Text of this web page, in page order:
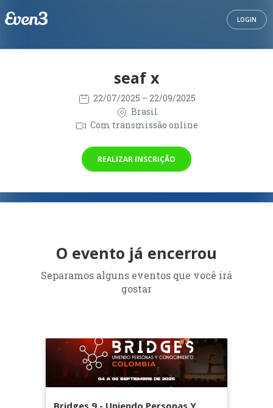
LOGIN
seaf x
22/07/2025 – 22/09/2025
Brasil
Com transmissão online
REALIZAR INSCRIÇÃO
O evento já encerrou
Separamos alguns eventos que você irá
gostar